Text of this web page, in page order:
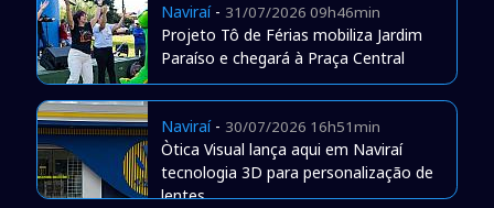
Naviraí- 31/07/2026 09h46min
Projeto Tô de Férias mobiliza Jardim
Paraíso e chegará à Praça Central
Naviraí- 30/07/2026 16h51min
Òtica Visual lança aqui em Naviraí
tecnologia 3D para personalização de
lentes